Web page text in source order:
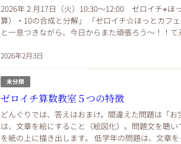
2026年2月3日
2026年２月17日（火）10:30〜12:00 ゼロイチ⭐︎ほ
算）・10の合成と分解」 「ゼロイチ☆ほっとカフ
と一息つきながら、今日からまた頑張ろう～！！
未分類
ゼロイチ算数教室５つの特徴
どんぐりでは、答えはおまけ。間違えた問題は「
は、文章を絵にすること（絵図化）。問題文を聴
を紙の上に描き出します。 低学年の問題は、文章